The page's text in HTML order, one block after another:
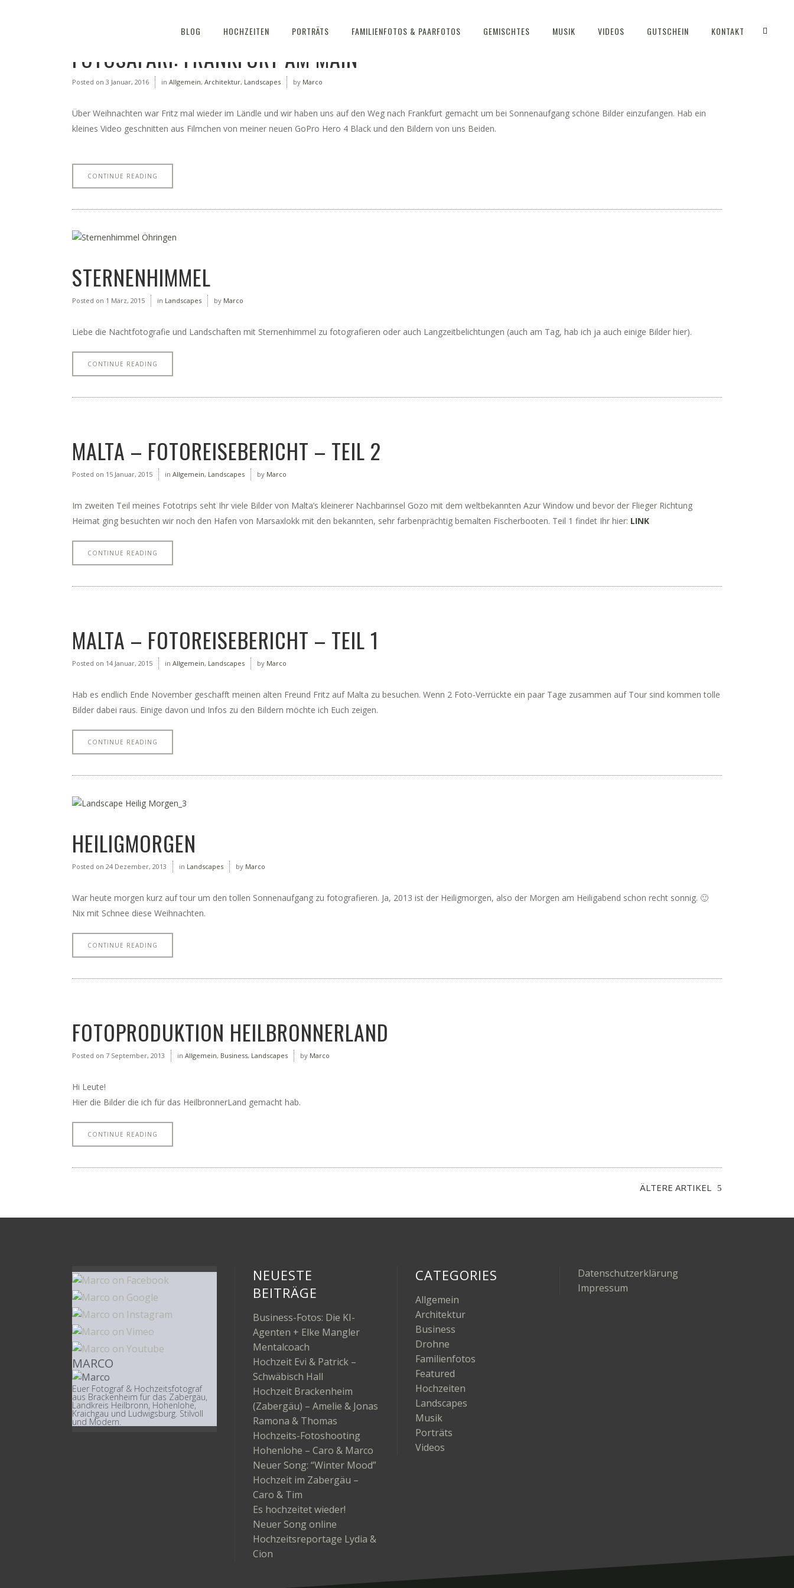
BLOG HOCHZEITEN PORTRÄTS FAMILIENFOTOS & PAARFOTOS GEMISCHTES MUSIK VIDEOS GUTSCHEIN KONTAKT
FOTOSAFARI: FRANKFURT AM MAIN
Posted on 3 Januar, 2016 in Allgemein, Architektur, Landscapes by Marco
Über Weihnachten war Fritz mal wieder im Ländle und wir haben uns auf den Weg nach Frankfurt gemacht um bei Sonnenaufgang schöne Bilder einzufangen. Hab ein
kleines Video geschnitten aus Filmchen von meiner neuen GoPro Hero 4 Black und den Bildern von uns Beiden.
CONTINUE READING
STERNENHIMMEL
Posted on 1 März, 2015 in Landscapes by Marco
Liebe die Nachtfotografie und Landschaften mit Sternenhimmel zu fotografieren oder auch Langzeitbelichtungen (auch am Tag, hab ich ja auch einige Bilder hier).
CONTINUE READING
MALTA – FOTOREISEBERICHT – TEIL 2
Posted on 15 Januar, 2015 in Allgemein, Landscapes by Marco
Im zweiten Teil meines Fototrips seht Ihr viele Bilder von Malta’s kleinerer Nachbarinsel Gozo mit dem weltbekannten Azur Window und bevor der Flieger Richtung
Heimat ging besuchten wir noch den Hafen von Marsaxlokk mit den bekannten, sehr farbenprächtig bemalten Fischerbooten. Teil 1 findet Ihr hier: LINK
CONTINUE READING
MALTA – FOTOREISEBERICHT – TEIL 1
Posted on 14 Januar, 2015 in Allgemein, Landscapes by Marco
Hab es endlich Ende November geschafft meinen alten Freund Fritz auf Malta zu besuchen. Wenn 2 Foto-Verrückte ein paar Tage zusammen auf Tour sind kommen tolle
Bilder dabei raus. Einige davon und Infos zu den Bildern möchte ich Euch zeigen.
CONTINUE READING
HEILIGMORGEN
Posted on 24 Dezember, 2013 in Landscapes by Marco
War heute morgen kurz auf tour um den tollen Sonnenaufgang zu fotografieren. Ja, 2013 ist der Heiligmorgen, also der Morgen am Heiligabend schon recht sonnig. 🙂
Nix mit Schnee diese Weihnachten.
CONTINUE READING
FOTOPRODUKTION HEILBRONNERLAND
Posted on 7 September, 2013 in Allgemein, Business, Landscapes by Marco
Hi Leute!
Hier die Bilder die ich für das HeilbronnerLand gemacht hab.
CONTINUE READING
ÄLTERE ARTIKEL
MARCO
Euer Fotograf & Hochzeitsfotograf
aus Brackenheim für das Zabergäu,
Landkreis Heilbronn, Hohenlohe,
Kraichgau und Ludwigsburg. Stilvoll
und Modern.
NEUESTE
BEITRÄGE
Business-Fotos: Die KI-
Agenten + Elke Mangler
Mentalcoach
Hochzeit Evi & Patrick –
Schwäbisch Hall
Hochzeit Brackenheim
(Zabergäu) – Amelie & Jonas
Ramona & Thomas
Hochzeits-Fotoshooting
Hohenlohe – Caro & Marco
Neuer Song: “Winter Mood”
Hochzeit im Zabergäu –
Caro & Tim
Es hochzeitet wieder!
Neuer Song online
Hochzeitsreportage Lydia &
Cion
CATEGORIES
Allgemein
Architektur
Business
Drohne
Familienfotos
Featured
Hochzeiten
Landscapes
Musik
Porträts
Videos
Datenschutzerklärung
Impressum